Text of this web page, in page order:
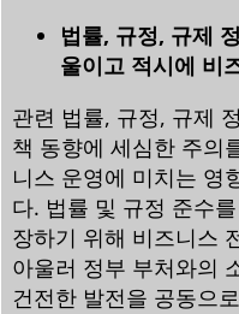
법률, 규정, 규제
울이고 적시에 비
관련 법률, 규정, 규제
책 동향에 세심한 주의
니스 운영에 미치는 영
다. 법률 및 규정 준수
장하기 위해 비즈니스
아울러 정부 부처와의
건전한 발전을 공동으